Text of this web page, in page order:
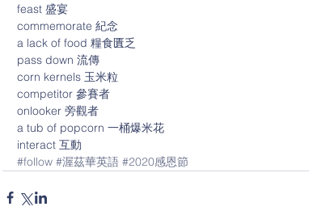
feast 盛宴
commemorate 紀念
a lack of food 糧食匱乏
pass down 流傳
corn kernels 玉米粒
competitor 參賽者
onlooker 旁觀者
a tub of popcorn 一桶爆米花
interact 互動
#follow #渥茲華英語 #2020感恩節